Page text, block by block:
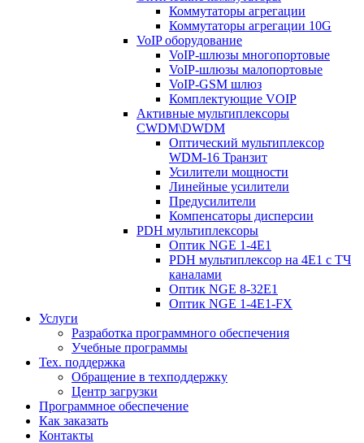
Коммутаторы агрегации
Коммутаторы агрегации 10G
VoIP оборудование
VoIP-шлюзы многопортовые
VoIP-шлюзы малопортовые
VoIP-GSM шлюз
Комплектующие VOIP
Активные мультиплексоры
CWDM\DWDM
Оптический мультиплексор
WDM-16 Транзит
Усилители мощности
Линейные усилители
Предусилители
Компенсаторы дисперсии
PDH мультиплексоры
Оптик NGE 1-4E1
PDH мультиплексор на 4Е1 с ТЧ
каналами
Оптик NGE 8-32E1
Оптик NGE 1-4E1-FX
Услуги
Разработка программного обеспечения
Учебные программы
Тех. поддержка
Обращение в техподдержку
Центр загрузки
Программное обеспечение
Как заказать
Контакты